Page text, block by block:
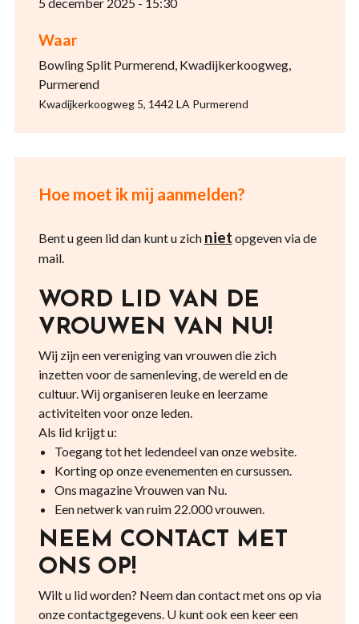
Waar
Bowling Split Purmerend, Kwadijkerkoogweg,
Purmerend
Kwadijkerkoogweg 5, 1442 LA Purmerend
Hoe moet ik mij aanmelden?
Bent u geen lid dan kunt u zich niet opgeven via de
mail.
WORD LID VAN DE
VROUWEN VAN NU!
Wij zijn een vereniging van vrouwen die zich
inzetten voor de samenleving, de wereld en de
cultuur. Wij organiseren leuke en leerzame
activiteiten voor onze leden.
Als lid krijgt u:
Toegang tot het ledendeel van onze website.
Korting op onze evenementen en cursussen.
Ons magazine Vrouwen van Nu.
Een netwerk van ruim 22.000 vrouwen.
NEEM CONTACT MET
ONS OP!
Wilt u lid worden? Neem dan contact met ons op via
onze contactgegevens. U kunt ook een keer een